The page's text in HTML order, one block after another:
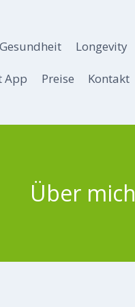
Longevity
App Preise Kontakt
Über mich